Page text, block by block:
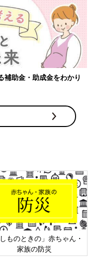
症対策、知っておいて！
占術 細木かおりさんの人生
相談